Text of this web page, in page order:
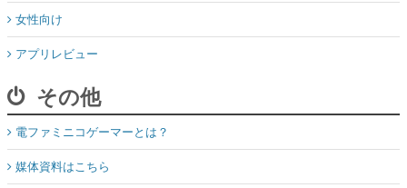
女性向け
アプリレビュー
その他
電ファミニコゲーマーとは？
媒体資料はこちら